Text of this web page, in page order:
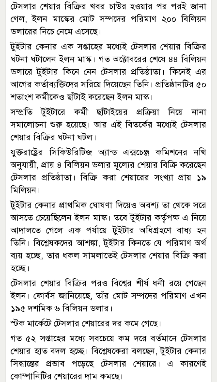
টেসলার শেয়ার বিক্রির খবর চাউর হওয়ার পর পরই জানা
গেল, ইলন মাস্কের মোট সম্পদের পরিমাণ ২০০ বিলিয়ন
ডলারের নিচে নেমে এসেছে।
টুইটার কেনার এক সপ্তাহের মধ্যেই টেসলার শেয়ার বিক্রির
ঘটনা ঘটালেন ইলন মাস্ক। গত অক্টোবরের শেষে ৪৪ বিলিয়ন
ডলারে টুইটার কিনে নেন টেসলার প্রতিষ্ঠাতা। কিনেই এর
আগের কর্তাব্যক্তিদের সরিয়ে দিয়েছেন তিনি। প্রতিষ্ঠানটির ৫০
শতাংশ কর্মীকেও ছাঁটাই করেছেন ইলন মাস্ক।
সম্প্রতি টুইটারে কর্মী ছাঁটাইয়ের প্রক্রিয়া নিয়ে নানা
সমালোচনা শুরু হয়েছে। আর এই বিতর্কের মধ্যেই টেসলার
শেয়ার বিক্রির ঘটনা ঘটল।
যুক্তরাষ্ট্রের সিকিউরিটিজ অ্যান্ড এক্সচেঞ্জ কমিশনের নথি
অনুযায়ী, প্রায় ৪ বিলিয়ন ডলার মূল্যের শেয়ার বিক্রি করেছেন
টেসলার প্রতিষ্ঠাতা। বিক্রি করা শেয়ারের সংখ্যা প্রায় ১৯
মিলিয়ন।
টুইটার কেনার প্রাথমিক ঘোষণা দিয়েও অবশ্য তা থেকে সরে
আসতে চেয়েছিলেন ইলন মাস্ক। তবে টুইটার কর্তৃপক্ষ এ নিয়ে
আদালতে গেলে এক পর্যায়ে টুইটার অধিগ্রহণে বাধ্য হন
তিনি। বিশ্লেষকদের আশঙ্কা, টুইটার কিনতে যে পরিমাণ অর্থ
ব্যয় হচ্ছে, তার ধকল সামলাতেই টেসলার শেয়ার বিক্রি করা
হচ্ছে।
টেসলার শেয়ার বিক্রির পরও বিশ্বের শীর্ষ ধনী রয়ে গেছেন
ইলন। ফোর্বস জানিয়েছে, তাঁর মোট সম্পদের পরিমাণ এখন
১৯৫ দশমিক ৬ বিলিয়ন ডলার।
স্টক মার্কেটে টেসলার শেয়ারের দর কমে গেছে।
গত ৫২ সপ্তাহের মধ্যে সবচেয়ে কম দরে বর্তমানে টেসলার
শেয়ার হাত বদল হচ্ছে। বিশ্লেষকেরা বলছেন, টুইটার কেনার
সিদ্ধান্তের প্রভাব পড়েছে টেসলার শেয়ারে। এ কারণেই
কোম্পানিটির শেয়ারের দাম কমছে।